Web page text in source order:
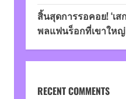
สิ้นสุดการรอคอย! ‘เ
พลแฟนร็อกที่เขาให
RECENT COMMENTS